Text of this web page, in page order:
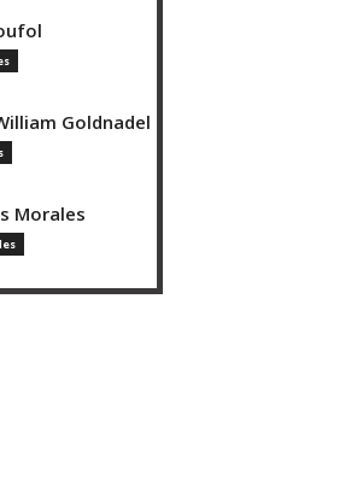
Goldnadel
Morales